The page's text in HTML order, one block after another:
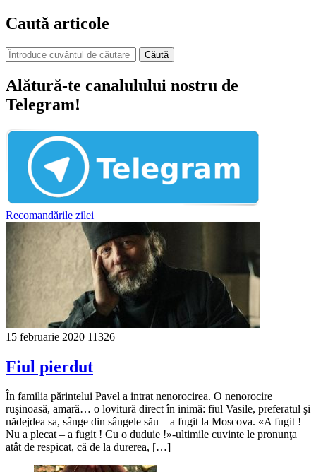
Caută articole
Căută
Alătură-te canalulului nostru de
Telegram!
Recomandările zilei
15 februarie 2020 11326
Fiul pierdut
În familia părintelui Pavel a intrat nenorocirea. O nenorocire
ruşinoasă, amară… o lovitură direct în inimă: fiul Vasile, preferatul şi
nădejdea sa, sânge din sângele său – a fugit la Moscova. «A fugit !
Nu a plecat – a fugit ! Cu o duduie !»-ultimile cuvinte le pronunţa
atât de respicat, că de la durerea, […]